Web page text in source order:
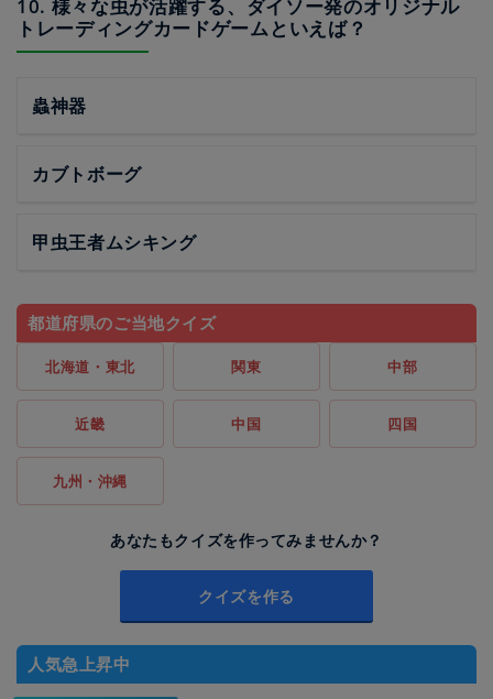
10. 様々な虫が活躍する、ダイソー発のオリジナル
トレーディングカードゲームといえば？
蟲神器
カブトボーグ
甲虫王者ムシキング
都道府県のご当地クイズ
北海道・東北 関東 中部
近畿 中国 四国
九州・沖縄
あなたもクイズを作ってみませんか？
クイズを作る
人気急上昇中